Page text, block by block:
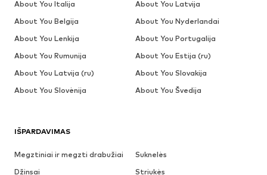
IŠPARDAVIMAS
Megztiniai ir megzti drabužiai
Suknelės
Džinsai
Striukės
About You Italija
About You Latvija
About You Belgija
About You Nyderlandai
About You Lenkija
About You Portugalija
About You Rumunija
About You Estija (ru)
About You Latvija (ru)
About You Slovakija
About You Slovėnija
About You Švedija